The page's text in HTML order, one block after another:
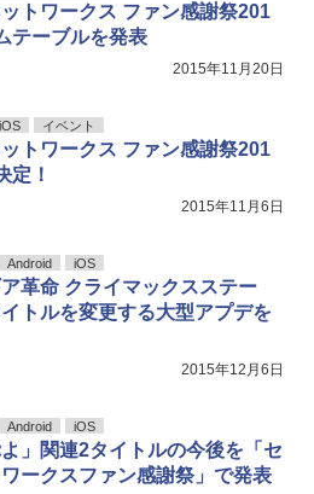
ットワークス ファン感謝祭201
テーブルを発表
2015年11月20日
iOS イベント
ットワークス ファン感謝祭201
定！
2015年11月6日
Android iOS
ア革命 クライマックスステー
トルを変更する大型アプデを
2015年12月6日
Android iOS
よ」関連2タイトルの今後を「セ
ークスファン感謝祭」で発表